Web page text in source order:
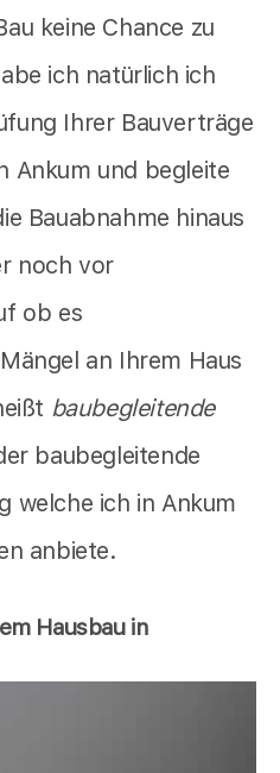
keine Chance zu
ich natürlich ich
Ihrer Bauverträge
Ankum und begleite
Bauabnahme hinaus
noch vor
ob es
an Ihrem Haus
baubegleitende
baubegleitende
welche ich in Ankum
anbiete.
Hausbau in